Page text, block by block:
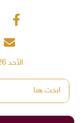
الأحد 26 صفر 1448 / 9-8-2026